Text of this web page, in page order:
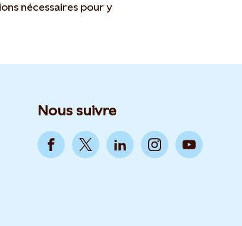
nécessaires pour y
Nous suivre